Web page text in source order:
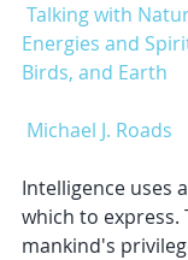
Talking with
Energies and
Birds, and Earth
Michael J. Roads
Intelligence uses
which to express.
mankind's